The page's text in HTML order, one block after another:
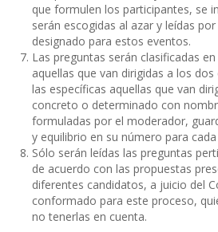
que formulen los participantes, se
serán escogidas al azar y leídas
designado para estos eventos.
Las preguntas serán clasificadas
aquellas que van dirigidas a los
las específicas aquellas que van
concreto o determinado con
formuladas por el moderador,
y equilibrio en su número para
Sólo serán leídas las preguntas
de acuerdo con las propuestas
diferentes candidatos, a juicio del
conformado para este proceso,
no tenerlas en cuenta.